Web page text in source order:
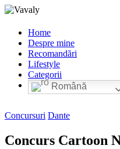
Home
Despre mine
Recomandări
Lifestyle
Categorii
Română
Concursuri Dante
Concurs Cartoon